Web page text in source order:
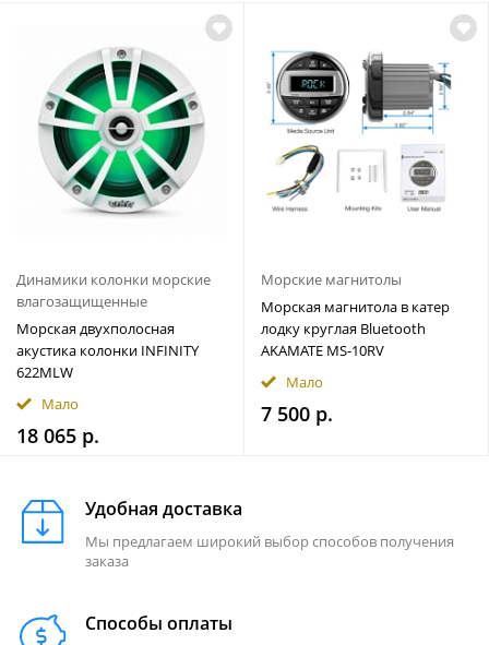
Динамики колонки морские
влагозащищенные
Морская двухполосная
акустика колонки INFINITY
622MLW
Мало
18 065 р.
Морские магнитолы
Морская магнитола в катер
лодку круглая Bluetooth
AKAMATE MS-10RV
Мало
7 500 р.
Удобная доставка
Мы предлагаем широкий выбор способов получения
заказа
Способы оплаты